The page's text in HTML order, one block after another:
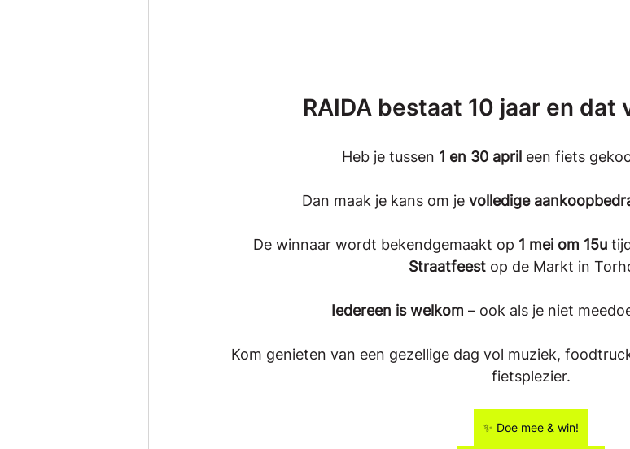
RAIDA bestaat 10 jaar en dat
Heb je tussen 1 en 30 april een fiets
Dan maak je kans om je volledige
De winnaar wordt bekendgemaakt op 1 mei om 15u
Straatfeest op de Markt in
Iedereen is welkom – ook als je niet
Kom genieten van een gezellige dag vol muziek,
fietsplezier.
✨ Doe mee & win!